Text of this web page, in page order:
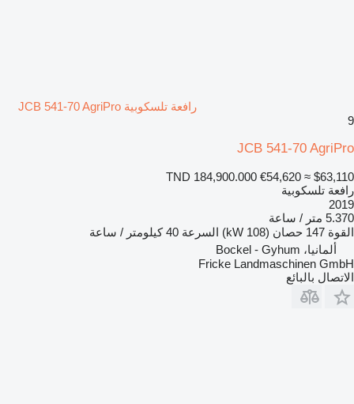
رافعة تلسكوبية JCB 541-70 AgriPro
9
JCB 541-70 AgriPro
TND 184,900.000 €54,620 ≈ $63,110
رافعة تلسكوبية
2019
5.370 متر / ساعة
القوة 147 حصان (108 kW) السرعة 40 كيلومتر / ساعة
ألمانيا، Bockel - Gyhum
Fricke Landmaschinen GmbH
الاتصال بالبائع